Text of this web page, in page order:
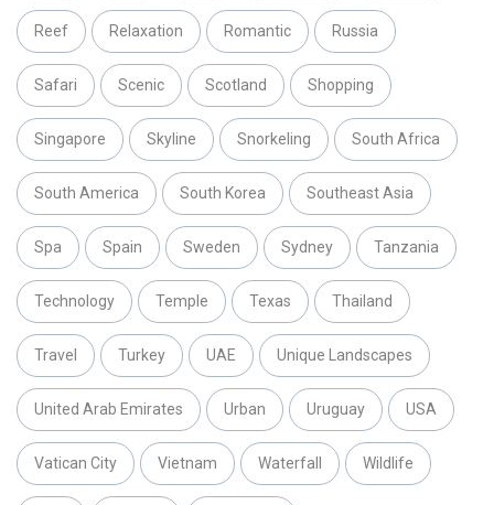
Reef Relaxation Romantic Russia
Safari Scenic Scotland Shopping
Singapore Skyline Snorkeling South Africa
South America South Korea Southeast Asia
Spa Spain Sweden Sydney Tanzania
Technology Temple Texas Thailand
Travel Turkey UAE Unique Landscapes
United Arab Emirates Urban Uruguay USA
Vatican City Vietnam Waterfall Wildlife